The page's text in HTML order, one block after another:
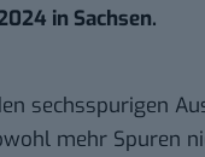
in Sachsen.
sechsspurigen
mehr Spuren